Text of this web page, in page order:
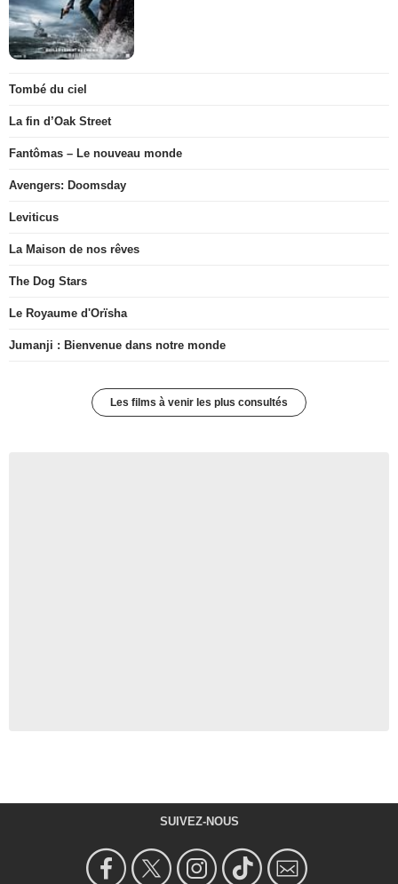
Tombé du ciel
La fin d’Oak Street
Fantômas – Le nouveau monde
Avengers: Doomsday
Leviticus
La Maison de nos rêves
The Dog Stars
Le Royaume d'Orïsha
Jumanji : Bienvenue dans notre monde
Les films à venir les plus consultés
SUIVEZ-NOUS